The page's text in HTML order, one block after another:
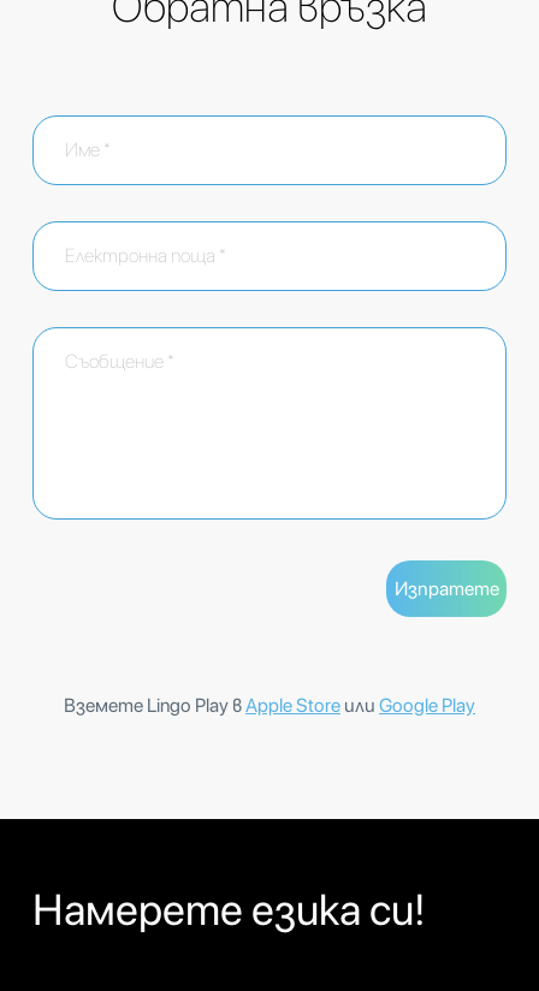
Вземете Lingo Play вApple Store или Google Play
Намерете езика си!